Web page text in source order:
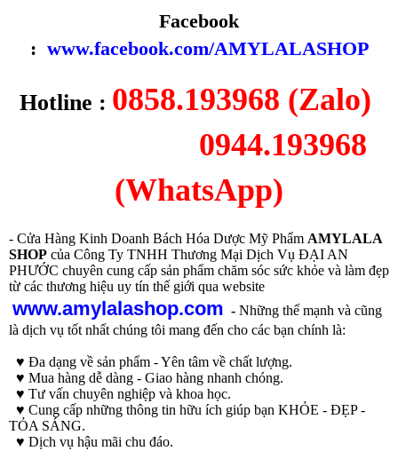
Facebook
: www.facebook.com/AMYLALASHOP
Hotline : 0858.193968 (Zalo)
0944.193968
(WhatsApp)
- Cửa Hàng Kinh Doanh Bách Hóa Dược Mỹ Phẩm AMYLALA
SHOP của Công Ty TNHH Thương Mại Dịch Vụ ĐẠI AN
PHƯỚC chuyên cung cấp sản phẩm chăm sóc sức khỏe và làm đẹp
từ các thương hiệu uy tín thế giới qua website
www.amylalashop.com - Những thế mạnh và cũng
là dịch vụ tốt nhất chúng tôi mang đến cho các bạn chính là:
♥ Đa dạng về sản phẩm - Yên tâm về chất lượng.
♥ Mua hàng dễ dàng - Giao hàng nhanh chóng.
♥ Tư vấn chuyên nghiệp và khoa học.
♥ Cung cấp những thông tin hữu ích giúp bạn KHỎE - ĐẸP -
TỎA SÁNG.
♥ Dịch vụ hậu mãi chu đáo.